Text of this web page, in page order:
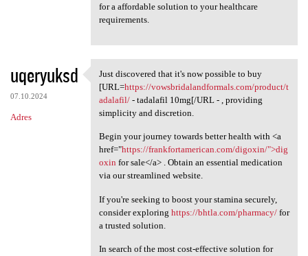
for a affordable solution to your healthcare
requirements.
uqeryuksd
07.10.2024
Adres
Just discovered that it's now
Just discovered that it's now possible to buy
[URL=https://vowsbridalandformals.com/product/t
adalafil/- tadalafil 10mg[/URL - , providing
simplicity and discretion.
Begin your journey towards better health with <a
href="https://frankfortamerican.com/digoxin/">dig
oxin for sale</a> . Obtain an essential medication
via our streamlined website.
If you're seeking to boost your stamina securely,
consider exploring https://bhtla.com/pharmacy/for
a trusted solution.
In search of the most cost-effective solution for